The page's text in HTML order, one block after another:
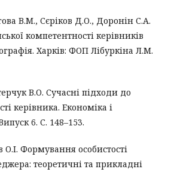
В.М., Сєріков Д.О., Доронін С.А.
компетентності керівників
Харків: ФОП Лібуркіна Л.М.
В.О. Сучасні підходи до
керівника. Економіка і
6. С. 148–153.
О.І. Формування особистості
теоретичні та прикладні